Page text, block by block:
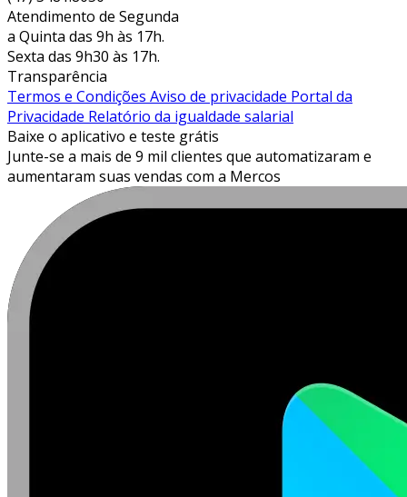
Atendimento de Segunda
a Quinta das 9h às 17h.
Sexta das 9h30 às 17h.
Transparência
Termos e Condições Aviso de privacidade Portal da
Privacidade Relatório da igualdade salarial
Baixe o aplicativo e teste grátis
Junte-se a mais de 9 mil clientes que automatizaram e
aumentaram suas vendas com a Mercos